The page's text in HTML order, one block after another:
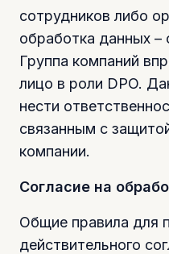
сотрудников либо
обработка данных –
Группа компаний
лицо в роли DPO.
нести
связанным с
компании.
Согласие на
Общие правила для
действительного